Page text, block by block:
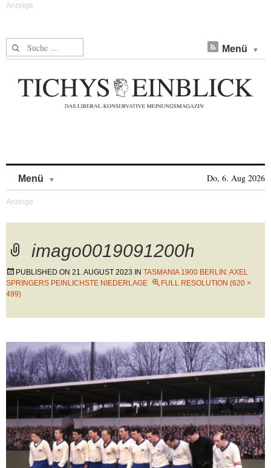
Suche nach: Menü
Menü Do, 6. Aug 2026
imago0019091200h
PUBLISHED ON 21. AUGUST 2023 IN TASMANIA 1900 BERLIN: AXEL
SPRINGERS PEINLICHSTE NIEDERLAGE
FULL RESOLUTION (620 ×
499)